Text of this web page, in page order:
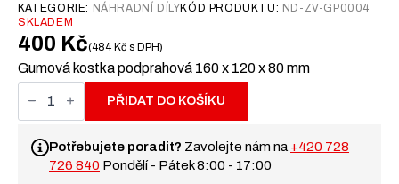
KATEGORIE: NÁHRADNÍ DÍLYKÓD PRODUKTU: ND-ZV-GP0004
SKLADEM
400 Kč 484 Kč s DPH
Gumová kostka podprahová 160 x 120 x 80 mm
Gumová
kostka
80
množství
PŘIDAT DO KOŠÍKU
Potřebujete poradit? Zavolejte nám na +420 728
726 840 Pondělí - Pátek 8:00 - 17:00